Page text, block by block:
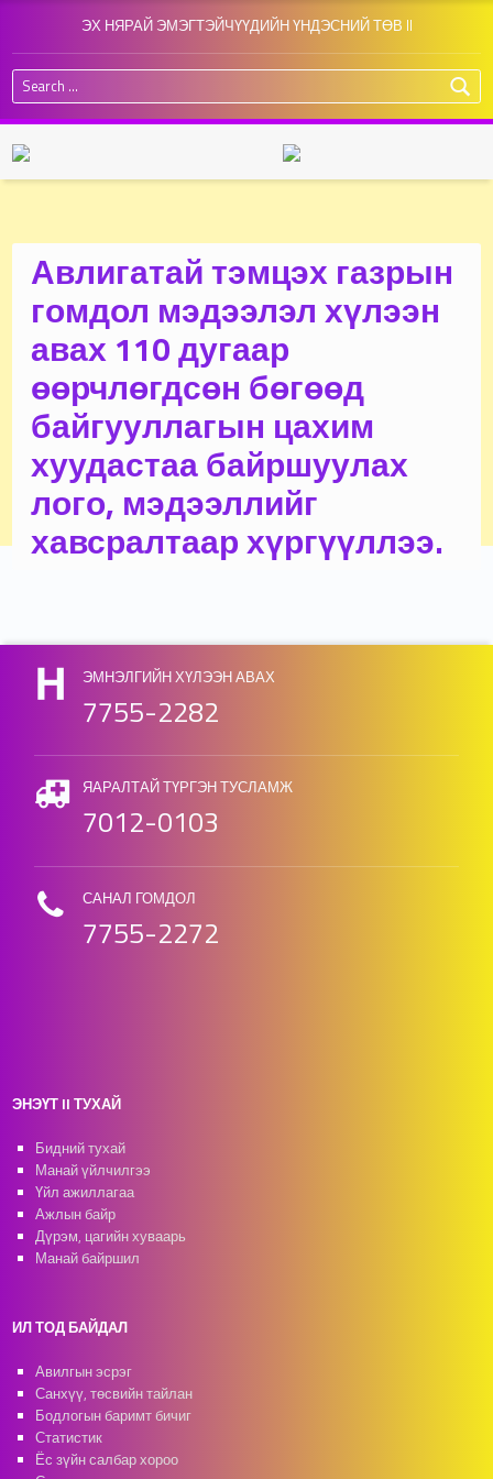
ЭХ НЯРАЙ ЭМЭГТЭЙЧҮҮДИЙН ҮНДЭСНИЙ ТӨВ II
Search for:
Авлигатай тэмцэх газрын
гомдол мэдээлэл хүлээн
авах 110 дугаар
өөрчлөгдсөн бөгөөд
байгууллагын цахим
хуудастаа байршуулах
лого, мэдээллийг
хавсралтаар хүргүүллээ.
Skip back to main navigation
ЭМНЭЛГИЙН ХҮЛЭЭН АВАХ
7755-2282
ЯАРАЛТАЙ ТҮРГЭН ТУСЛАМЖ
7012-0103
САНАЛ ГОМДОЛ
7755-2272
ЭНЭҮТ II ТУХАЙ
Бидний тухай
Манай үйлчилгээ
Үйл ажиллагаа
Ажлын байр
Дүрэм, цагийн хуваарь
Манай байршил
ИЛ ТОД БАЙДАЛ
Авилгын эсрэг
Санхүү, төсвийн тайлан
Бодлогын баримт бичиг
Статистик
Ёс зүйн салбар хороо